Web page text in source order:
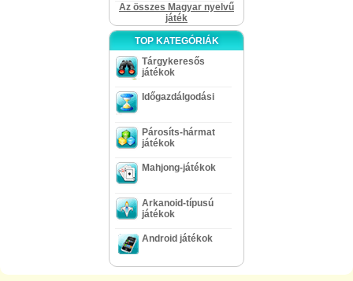
Az összes Magyar nyelvű
játék
TOP KATEGÓRIÁK
Tárgykeresős
játékok
Időgazdálgodási
Párosíts-hármat
játékok
Mahjong-játékok
Arkanoid-típusú
játékok
Android játékok